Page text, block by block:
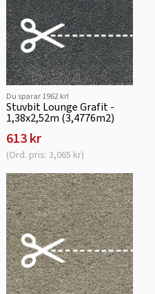
Du sparar 1962 kr!
Stuvbit Lounge Grafit -
1,38x2,52m (3,4776m2)
613 kr
(Ord. pris: 3,065 kr)